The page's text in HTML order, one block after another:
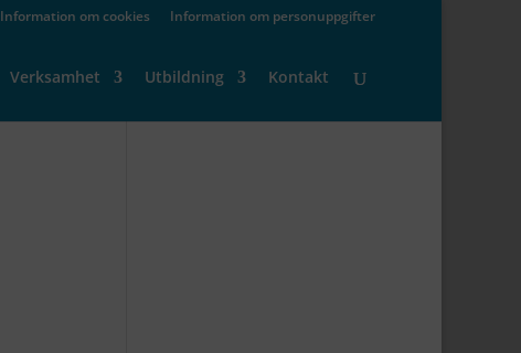
Information om cookies Information om personuppgifter
Verksamhet Utbildning Kontakt